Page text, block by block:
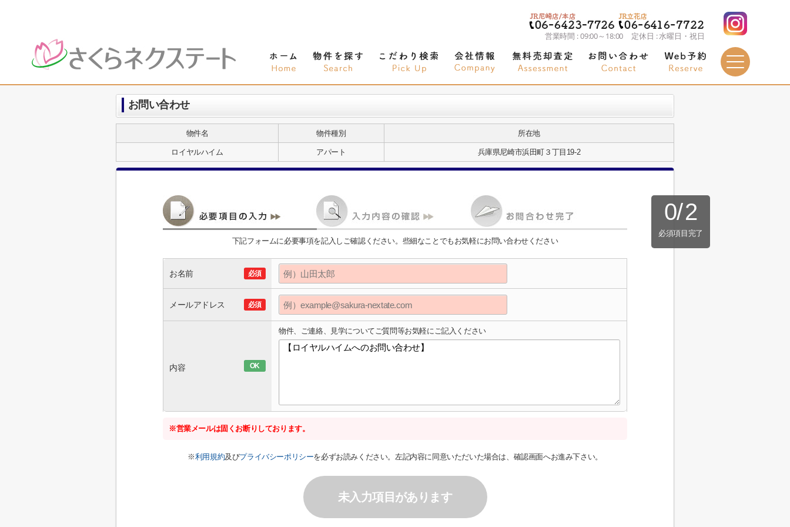
営業時間 : 09:00～18:00 定休日 : 水曜日・祝日
お問い合わせ
物件名 物件種別 所在地
ロイヤルハイム アパート 兵庫県尼崎市浜田町３丁目19-2
0/2
必須項目完了
下記フォームに必要事項を記入しご確認ください。些細なことでもお気軽にお問い合わせください
お名前 必須
メールアドレス 必須
内容 OK
物件、ご連絡、見学についてご質問等お気軽にご記入ください
※営業メールは固くお断りしております。
※利用規約及びプライバシーポリシーを必ずお読みください。左記内容に同意いただいた場合は、確認画面へお進み下さい。
未入力項目があります